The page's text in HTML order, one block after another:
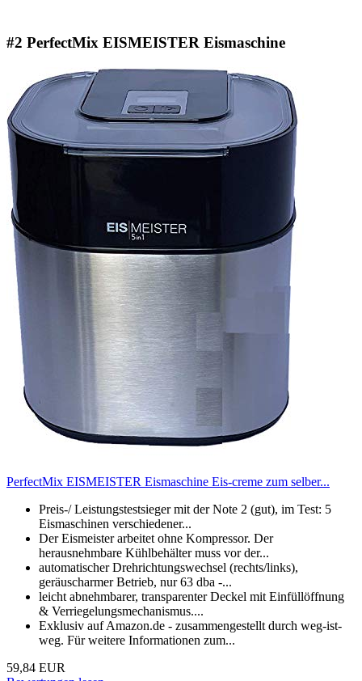
#2 PerfectMix EISMEISTER Eismaschine
PerfectMix EISMEISTER Eismaschine Eis-creme zum selber...
Preis-/ Leistungstestsieger mit der Note 2 (gut), im Test: 5
Eismaschinen verschiedener...
Der Eismeister arbeitet ohne Kompressor. Der
herausnehmbare Kühlbehälter muss vor der...
automatischer Drehrichtungswechsel (rechts/links),
geräuscharmer Betrieb, nur 63 dba -...
leicht abnehmbarer, transparenter Deckel mit Einfüllöffnung
& Verriegelungsmechanismus....
Exklusiv auf Amazon.de - zusammengestellt durch weg-ist-
weg. Für weitere Informationen zum...
59,84 EUR